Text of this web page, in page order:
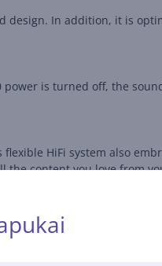
design. In addition, it is
power is turned off, the
HiFi system also
the content you love from